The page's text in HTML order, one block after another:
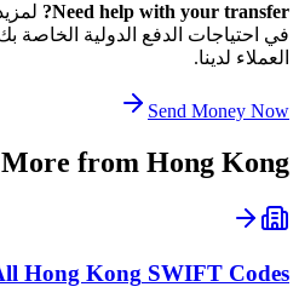
Need help with your transfer?
في احتياجات الدفع الدولية الخاصة
العملاء لدينا.
Send Money Now
More from Hong Kong
Hong Kong SWIFT Codes